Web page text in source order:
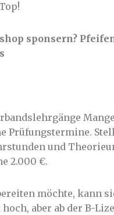
sponsern?
Prüfungstermine.
und
2.000 €.
möchte, kann
aber ab der B-